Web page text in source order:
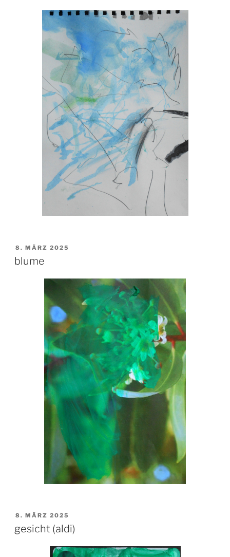
VERÖFFENTLICHT
AM
8. MÄRZ 2025
blume
VERÖFFENTLICHT
8. MÄRZ 2025
gesicht (aldi)